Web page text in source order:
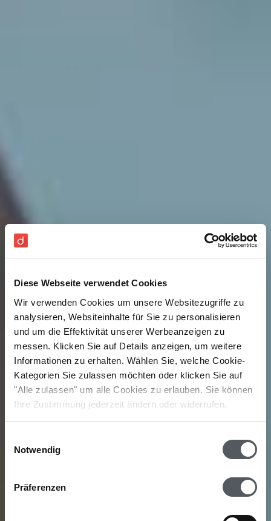
Diese Webseite verwendet Cookies
Wir verwenden Cookies um unsere Websitezugriffe zu
analysieren, Websiteinhalte für Sie zu personalisieren
und um die Effektivität unserer Werbeanzeigen zu
messen. Klicken Sie auf Details anzeigen, um weitere
Informationen zu erhalten. Wählen Sie, welche Cookie-
Kategorien Sie zulassen möchten oder klicken Sie auf
"Alle zulassen" um alle Cookies zu erlauben. Sie können
Ihre Zustimmung jederzeit ändern oder widerrufen.
Notwendig
Präferenzen